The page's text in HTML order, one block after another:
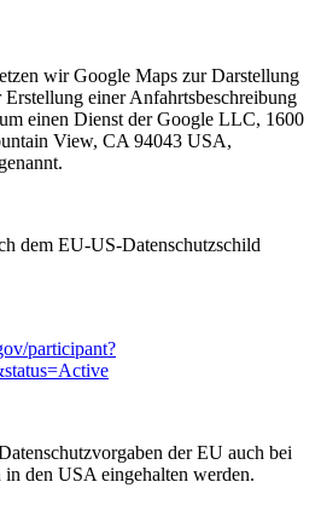
wir Google Maps zur Darstellung
Erstellung einer Anfahrtsbeschreibung
einen Dienst der Google LLC, 1600
View, CA 94043 USA,
dem EU-US-Datenschutzschild
participant?
der EU auch bei
den USA eingehalten werden.